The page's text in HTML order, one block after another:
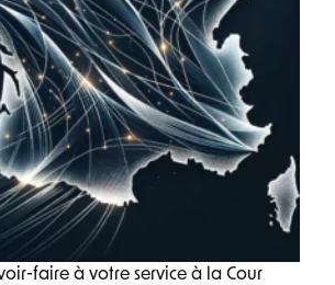
faire à votre service à la Cour